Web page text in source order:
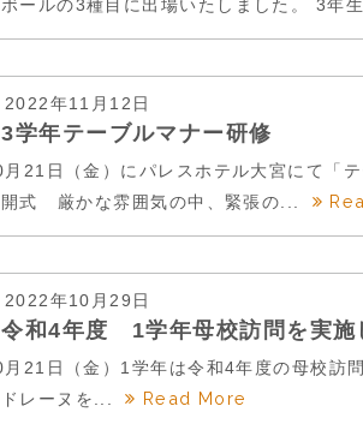
ールの3種目に出場いたしました。 3年
2022年11月12日
3学年テーブルマナー研修
月21日（金）にパレスホテル大宮にて「
開式 厳かな雰囲気の中、緊張の...
2022年10月29日
令和4年度 1学年母校訪問を実施
月21日（金）1学年は令和4年度の母校訪
レーヌを...
Read More